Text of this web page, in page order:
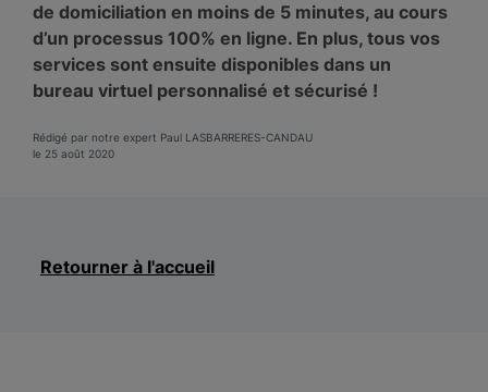
de domiciliation en moins de 5 minutes, au cours
d’un processus 100% en ligne. En plus, tous vos
services sont ensuite disponibles dans un
bureau virtuel personnalisé et sécurisé !
Rédigé par notre expert Paul LASBARRERES-CANDAU
le 25 août 2020
Retourner à l'accueil